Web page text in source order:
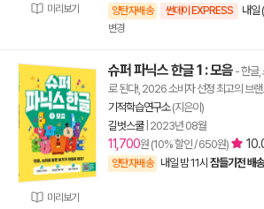
미리보기 양탄자배송 썬데이 EXPRESS 내일
변경
미리보기
슈퍼 파닉스 한글 1 : 모음 - 한글,
로 된다!, 2026 소비자 선정 최고의 브
기적학습연구소(지은이)
길벗스쿨| 2023년 08월
11,700원 (10% 할인 / 650원)
양탄자배송 내일 밤 11시 잠들기전 배송